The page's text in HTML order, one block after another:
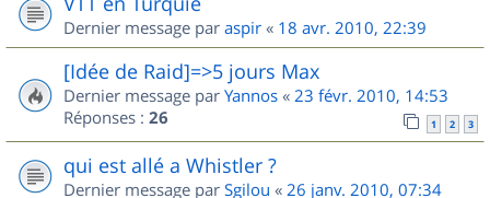
Dernier message par aspir « 18 avr. 2010, 22:39
[Idée de Raid]=>5 jours Max
Dernier message par Yannos « 23 févr. 2010, 14:53
Réponses : 26 1 2 3
qui est allé a Whistler ?
Dernier message par Sgilou « 26 janv. 2010, 07:34